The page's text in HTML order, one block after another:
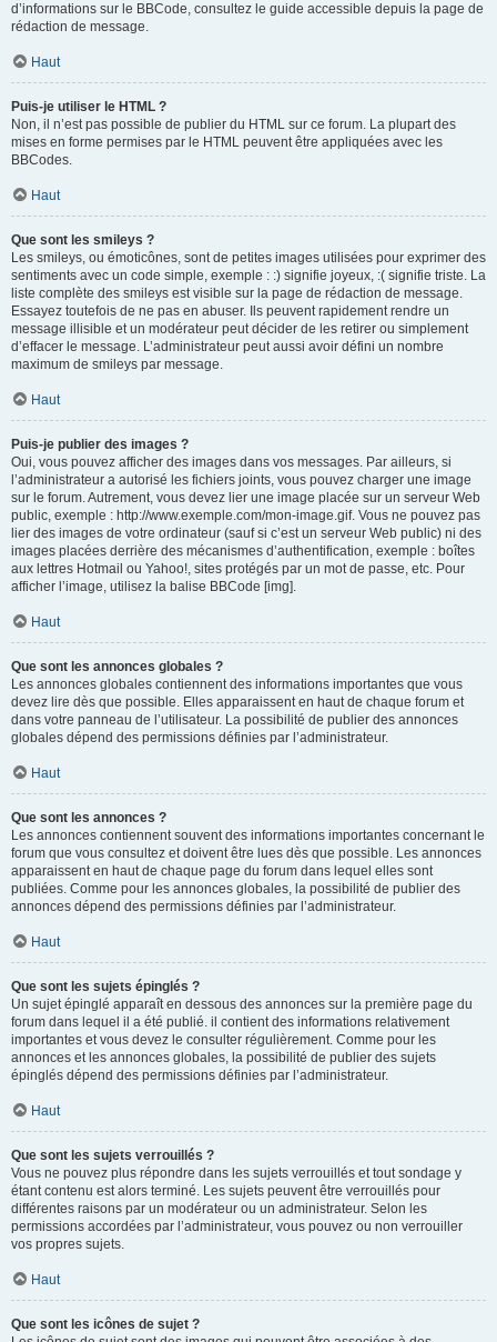
d’informations sur le BBCode, consultez le guide accessible depuis la page de
rédaction de message.
Haut
Puis-je utiliser le HTML ?
Non, il n’est pas possible de publier du HTML sur ce forum. La plupart des
mises en forme permises par le HTML peuvent être appliquées avec les
BBCodes.
Haut
Que sont les smileys ?
Les smileys, ou émoticônes, sont de petites images utilisées pour exprimer des
sentiments avec un code simple, exemple : :) signifie joyeux, :( signifie triste. La
liste complète des smileys est visible sur la page de rédaction de message.
Essayez toutefois de ne pas en abuser. Ils peuvent rapidement rendre un
message illisible et un modérateur peut décider de les retirer ou simplement
d’effacer le message. L’administrateur peut aussi avoir défini un nombre
maximum de smileys par message.
Haut
Puis-je publier des images ?
Oui, vous pouvez afficher des images dans vos messages. Par ailleurs, si
l’administrateur a autorisé les fichiers joints, vous pouvez charger une image
sur le forum. Autrement, vous devez lier une image placée sur un serveur Web
public, exemple : http://www.exemple.com/mon-image.gif. Vous ne pouvez pas
lier des images de votre ordinateur (sauf si c’est un serveur Web public) ni des
images placées derrière des mécanismes d’authentification, exemple : boîtes
aux lettres Hotmail ou Yahoo!, sites protégés par un mot de passe, etc. Pour
afficher l’image, utilisez la balise BBCode [img].
Haut
Que sont les annonces globales ?
Les annonces globales contiennent des informations importantes que vous
devez lire dès que possible. Elles apparaissent en haut de chaque forum et
dans votre panneau de l’utilisateur. La possibilité de publier des annonces
globales dépend des permissions définies par l’administrateur.
Haut
Que sont les annonces ?
Les annonces contiennent souvent des informations importantes concernant le
forum que vous consultez et doivent être lues dès que possible. Les annonces
apparaissent en haut de chaque page du forum dans lequel elles sont
publiées. Comme pour les annonces globales, la possibilité de publier des
annonces dépend des permissions définies par l’administrateur.
Haut
Que sont les sujets épinglés ?
Un sujet épinglé apparaît en dessous des annonces sur la première page du
forum dans lequel il a été publié. il contient des informations relativement
importantes et vous devez le consulter régulièrement. Comme pour les
annonces et les annonces globales, la possibilité de publier des sujets
épinglés dépend des permissions définies par l’administrateur.
Haut
Que sont les sujets verrouillés ?
Vous ne pouvez plus répondre dans les sujets verrouillés et tout sondage y
étant contenu est alors terminé. Les sujets peuvent être verrouillés pour
différentes raisons par un modérateur ou un administrateur. Selon les
permissions accordées par l’administrateur, vous pouvez ou non verrouiller
vos propres sujets.
Haut
Que sont les icônes de sujet ?